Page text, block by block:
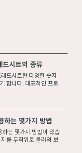
드시트의 종류
드시트란 다양한 숫자
합니다. 대표적인 프로
, 리브레오피스의 칼크
는 몇가지 방법
는 몇가지 방법이 있습
를 무작위로 불러와 보
이미지 가져오기 http